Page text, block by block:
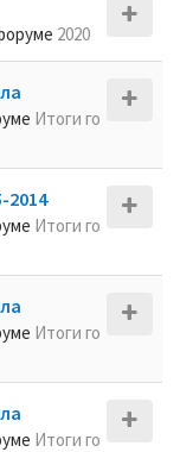
2020
Итоги го
2014
Итоги го
Итоги го
Итоги го